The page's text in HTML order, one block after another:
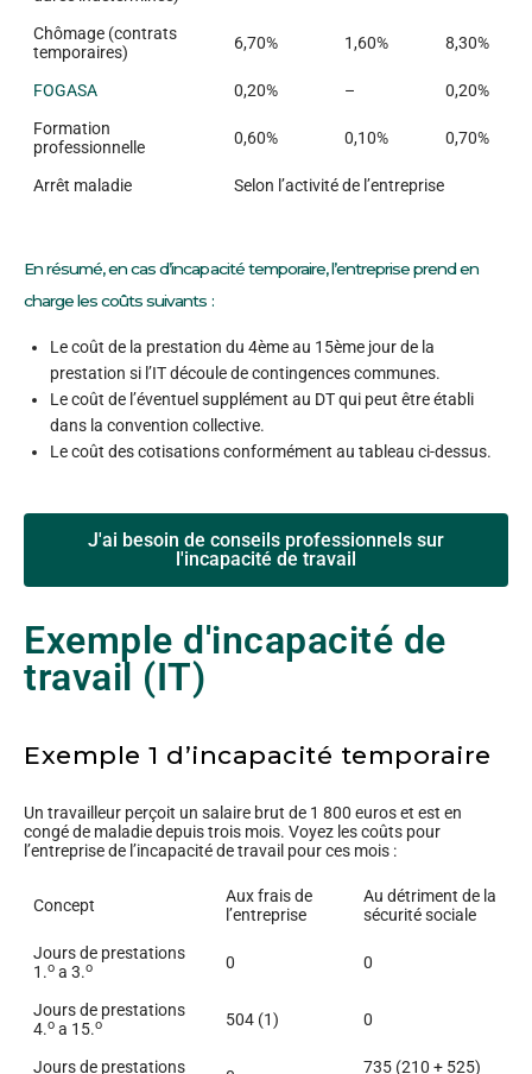
Chômage (contrats
temporaires)
6,70% 1,60% 8,30%
FOGASA 0,20% –
0,20%
Formation
professionnelle
0,60% 0,10% 0,70%
Arrêt maladie Selon l’activité de l’entreprise
En résumé, en cas d’incapacité temporaire, l’entreprise prend en
charge les coûts suivants :
Le coût de la prestation du 4ème au 15ème jour de la
prestation si l’IT découle de contingences communes.
Le coût de l’éventuel supplément au DT qui peut être établi
dans la convention collective.
Le coût des cotisations conformément au tableau ci-dessus.
J'ai besoin de conseils professionnels sur
l'incapacité de travail
Exemple d'incapacité de
travail (IT)
Exemple 1 d’incapacité temporaire
Un travailleur perçoit un salaire brut de 1 800 euros et est en
congé de maladie depuis trois mois. Voyez les coûts pour
l’entreprise de l’incapacité de travail pour ces mois :
Concept
Aux frais de
l’entreprise
Au détriment de la
sécurité sociale
Jours de prestations
1.o a 3.o 0 0
Jours de prestations
4.o a 15.o 504 (1) 0
Jours de prestations 735 (210 + 525)